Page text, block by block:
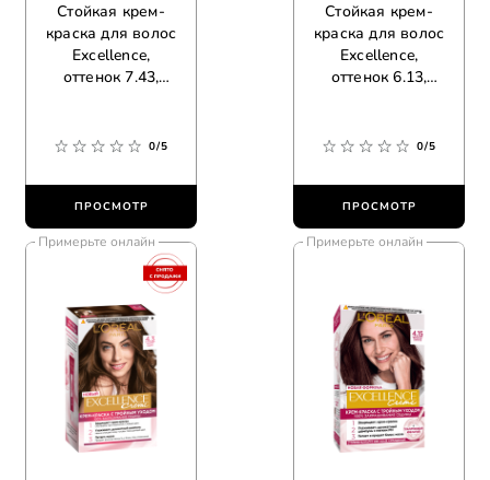
Стойкая крем-
краска для волос
Excellence,
оттенок 7.43,
0/5
ПРОСМОТР
Стойкая крем-
краска для волос
Excellence,
оттенок 6.13,
0/5
ПРОСМОТР
Примерьте онлайн Примерьте онлайн